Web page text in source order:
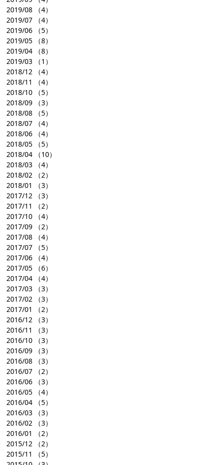
2019/08 （4）
2019/07 （4）
2019/06 （5）
2019/05 （8）
2019/04 （8）
2019/03 （1）
2018/12 （4）
2018/11
（4）
2018/10 （5）
2018/09 （3）
2018/08 （5）
2018/07 （4）
2018/06 （4）
2018/05 （5）
2018/04 （10）
2018/03 （4）
2018/02 （2）
2018/01
（3）
2017/12 （3）
2017/11
（2）
2017/10 （4）
2017/09 （2）
2017/08 （4）
2017/07 （5）
2017/06 （4）
2017/05 （6）
2017/04 （4）
2017/03 （3）
2017/02 （3）
2017/01
（2）
2016/12 （3）
2016/11
（3）
2016/10 （3）
2016/09 （3）
2016/08 （3）
2016/07 （2）
2016/06 （3）
2016/05 （4）
2016/04 （5）
2016/03 （3）
2016/02 （3）
2016/01
（2）
2015/12 （2）
2015/11
（5）